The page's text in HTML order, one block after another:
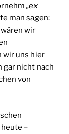
„ex
man sagen:
wir
wir uns hier
gar nicht nach
von
–